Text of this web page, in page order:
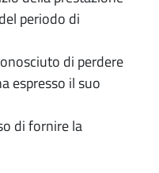
periodo di
di perdere
espresso il suo
di fornire la